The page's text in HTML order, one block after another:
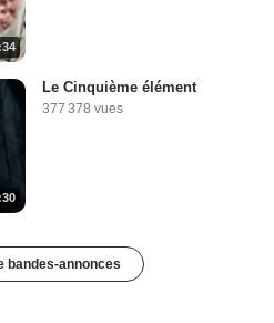
Le Cinquième élément
377 378 vues
bandes-annonces